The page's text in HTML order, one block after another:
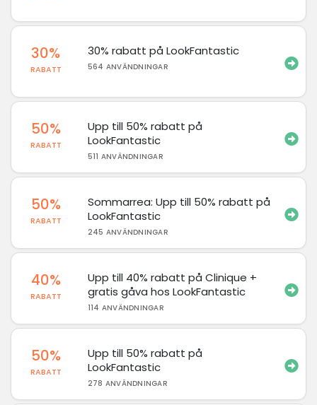
30%
RABATT
30% rabatt på LookFantastic
564 ANVÄNDNINGAR
50%
RABATT
Upp till 50% rabatt på
LookFantastic
511 ANVÄNDNINGAR
50%
RABATT
Sommarrea: Upp till 50% rabatt på
LookFantastic
245 ANVÄNDNINGAR
40%
RABATT
Upp till 40% rabatt på Clinique +
gratis gåva hos LookFantastic
114 ANVÄNDNINGAR
50%
RABATT
Upp till 50% rabatt på
LookFantastic
278 ANVÄNDNINGAR